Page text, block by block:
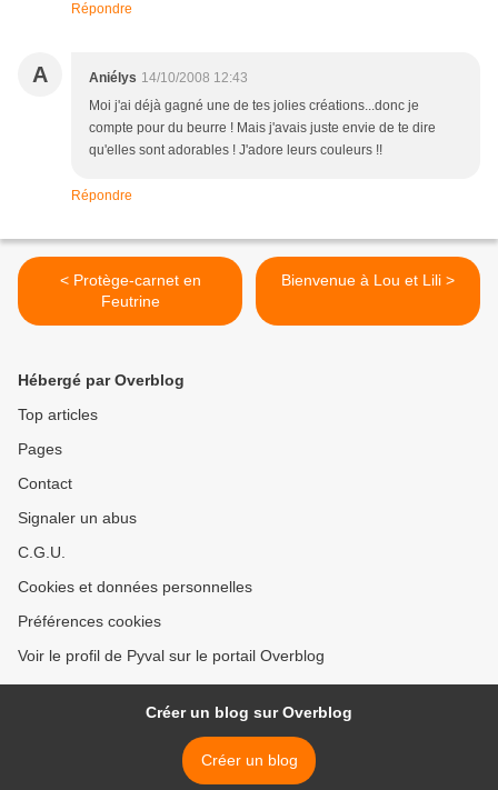
Répondre
A Aniélys 14/10/2008 12:43
Moi j'ai déjà gagné une de tes jolies créations...donc je
compte pour du beurre ! Mais j'avais juste envie de te dire
qu'elles sont adorables ! J'adore leurs couleurs !!
Répondre
< Protège-carnet en
Feutrine
Bienvenue à Lou et Lili >
Hébergé par Overblog
Top articles
Pages
Contact
Signaler un abus
C.G.U.
Cookies et données personnelles
Préférences cookies
Voir le profil de Pyval sur le portail Overblog
Créer un blog sur Overblog
Créer un blog